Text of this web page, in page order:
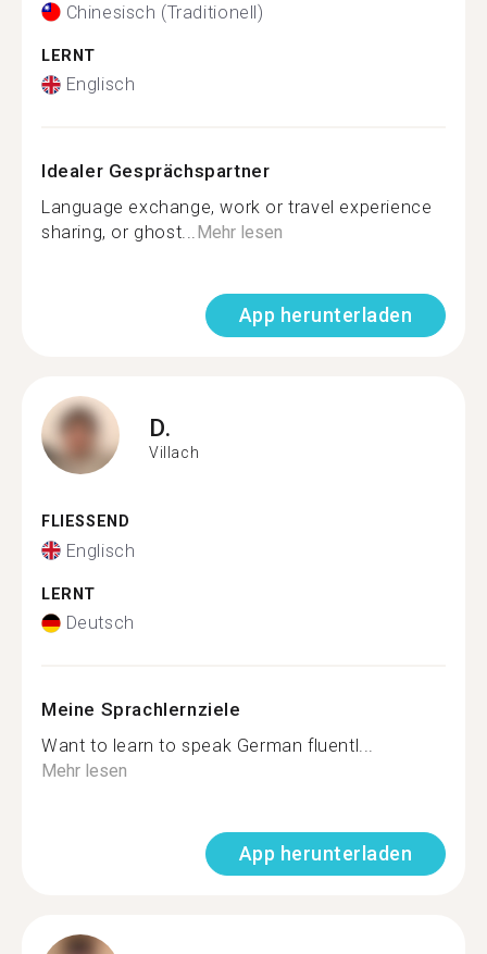
Chinesisch (Traditionell)
LERNT
Englisch
Idealer Gesprächspartner
Language exchange, work or travel experience
sharing, or ghost...Mehr lesen
App herunterladen
D.
Villach
FLIESSEND
Englisch
LERNT
Deutsch
Meine Sprachlernziele
Want to learn to speak German fluentl...
Mehr lesen
App herunterladen